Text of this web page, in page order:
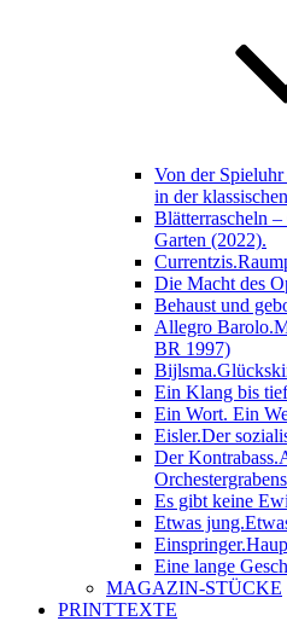
Von der
in der
Blätterrascheln
Garten (2022).
Die Macht des
Behaust und
Allegro
BR 1997)
Ein Klang bis
Ein Wort. Ein
Eisler.Der
Der
Es gibt keine
Etwas
Eine lange
MAGAZIN-STÜCKE
PRINTTEXTE